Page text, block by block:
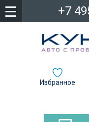
+7
Избранное